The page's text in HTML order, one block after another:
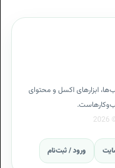
ابزارهای اکسل و محتوای
ورود / ثبت‌نام